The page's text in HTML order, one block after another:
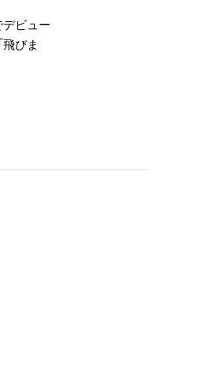
デビュー
飛びま